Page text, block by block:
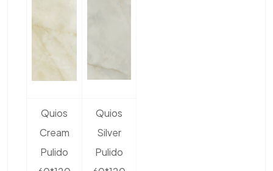
Quios
Cream
Pulido
Quios
Silver
Pulido